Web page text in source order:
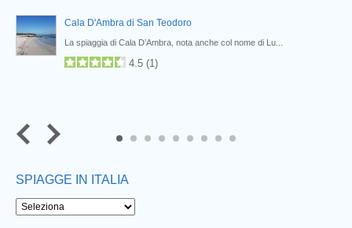
Cala D'Ambra di San Teodoro
La spiaggia di Cala D’Ambra, nota anche col nome di Lu...
4.5 (1)
8
SPIAGGE IN ITALIA